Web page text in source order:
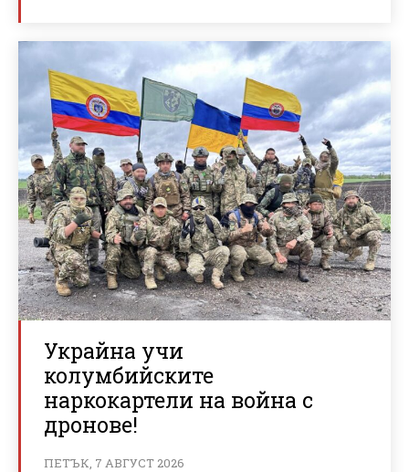
Украйна учи
колумбийските
наркокартели на война с
дронове!
ПЕТЪК, 7 АВГУСТ 2026